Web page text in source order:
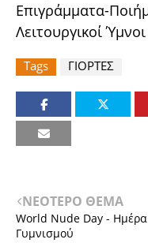
Επιγράμματα-
Λειτουργικοί
Tags ΓΙΟΡΤΕΣ
ΝΕΟΤΕΡΟ ΘΕΜΑ
World Nude Day - Ημέρα
Γυμνισμού